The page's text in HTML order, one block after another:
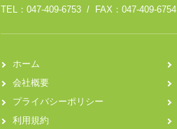
TEL：047-409-6753 / FAX：047-409-6754
ホーム
会社概要
プライバシーポリシー
利用規約